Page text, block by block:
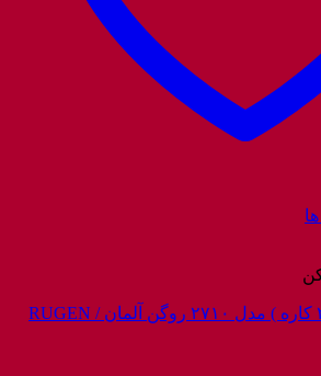
مخلوط کن و آسیاب ( ۲ کاره ) مدل ۲۷۱۰ روگن آلمان / RUGEN